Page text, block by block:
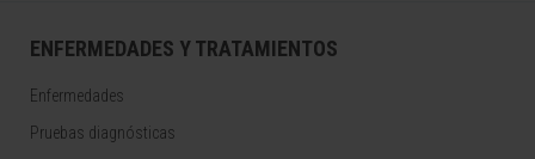
ENFERMEDADES Y TRATAMIENTOS
Enfermedades
Pruebas diagnósticas